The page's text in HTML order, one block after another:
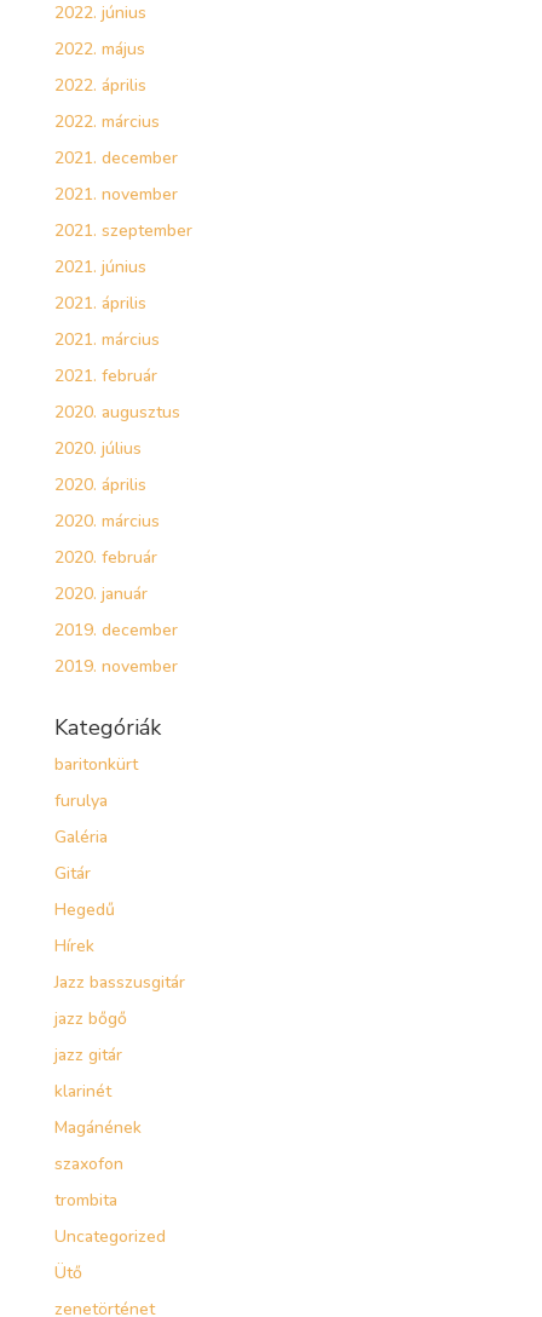
2022. június
2022. május
2022. április
2022. március
2021. december
2021. november
2021. szeptember
2021. június
2021. április
2021. március
2021. február
2020. augusztus
2020. július
2020. április
2020. március
2020. február
2020. január
2019. december
2019. november
Kategóriák
baritonkürt
furulya
Galéria
Gitár
Hegedű
Hírek
Jazz basszusgitár
jazz bőgő
jazz gitár
klarinét
Magánének
szaxofon
trombita
Uncategorized
Ütő
zenetörténet